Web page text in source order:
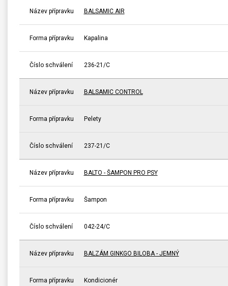
Název přípravku BALSAMIC AIR
Forma přípravku Kapalina
Číslo schválení 236-21/C
Název přípravku BALSAMIC CONTROL
Forma přípravku Pelety
Číslo schválení 237-21/C
Název přípravku BALTO - ŠAMPON PRO PSY
Forma přípravku Šampon
Číslo schválení 042-24/C
Název přípravku BALZÁM GINKGO BILOBA - JEMNÝ
Forma přípravku Kondicionér